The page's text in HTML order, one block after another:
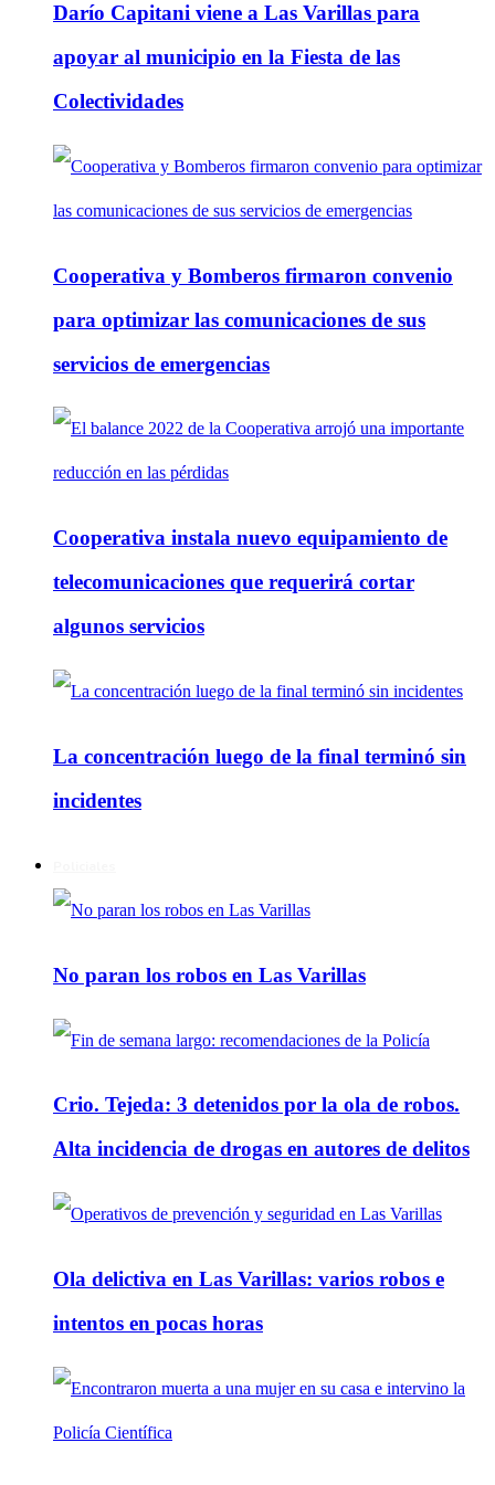
Darío Capitani viene a Las Varillas para
apoyar al municipio en la Fiesta de las
Colectividades
Cooperativa y Bomberos firmaron convenio
para optimizar las comunicaciones de sus
servicios de emergencias
Cooperativa instala nuevo equipamiento de
telecomunicaciones que requerirá cortar
algunos servicios
La concentración luego de la final terminó sin
incidentes
No paran los robos en Las Varillas
Crio. Tejeda: 3 detenidos por la ola de robos.
Alta incidencia de drogas en autores de delitos
Ola delictiva en Las Varillas: varios robos e
intentos en pocas horas